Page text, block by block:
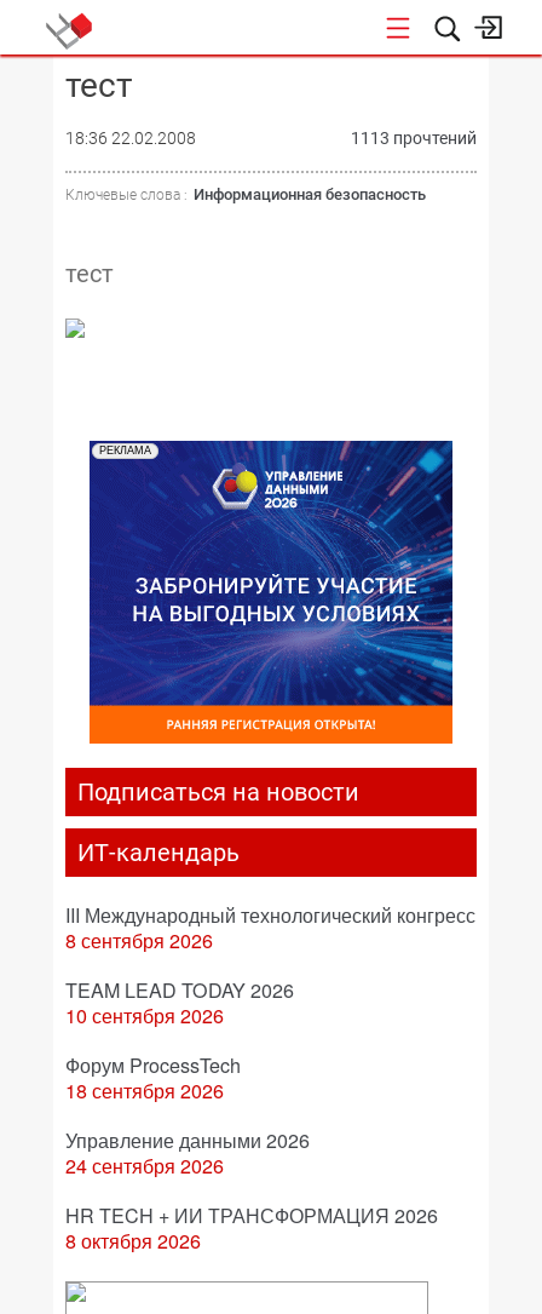
тест
18:36 22.02.2008 1113 прочтений
Ключевые слова : Информационная безопасность
тест
РЕКЛАМА
Подписаться на новости
ИТ-календарь
III Международный технологический конгресс
8 сентября 2026
TEAM LEAD TODAY 2026
10 сентября 2026
Форум ProcessTech
18 сентября 2026
Управление данными 2026
24 сентября 2026
HR TECH + ИИ ТРАНСФОРМАЦИЯ 2026
8 октября 2026